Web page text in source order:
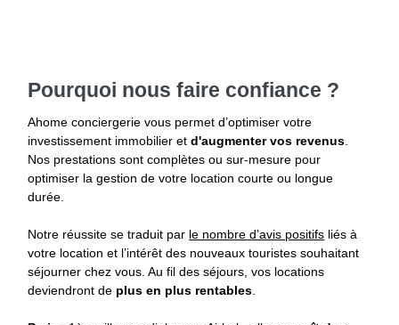
Pourquoi nous faire confiance ?
Ahome conciergerie vous permet d’optimiser votre
investissement immobilier et d'augmenter vos revenus.
Nos prestations sont complètes ou sur-mesure pour
optimiser la gestion de votre location courte ou longue
durée.
Notre réussite se traduit par le nombre d’avis positifs liés à
votre location et l’intérêt des nouveaux touristes souhaitant
séjourner chez vous. Au fil des séjours, vos locations
deviendront de plus en plus rentables.